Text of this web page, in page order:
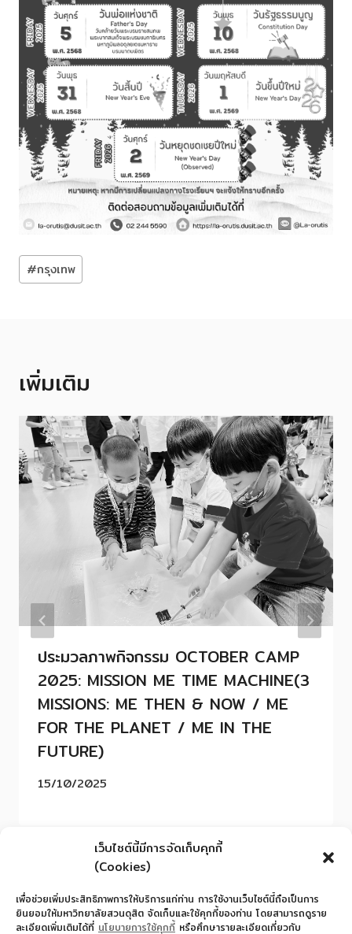
เว็บไซต์นี้มีการจัดเก็บคุกกี้
(Cookies)
เพื่อช่วยเพิ่มประสิทธิภาพการให้บริการแก่ท่าน การใช้งานเว็บไซต์นี้ถือเป็นการ
ยินยอมให้มหาวิทยาลัยสวนดุสิต จัดเก็บและใช้คุกกี้ของท่าน โดยสามารถดูราย
ละเอียดเพิ่มเติมได้ที่ นโยบายการใช้คุกกี้ หรือศึกษารายละเอียดเกี่ยวกับ
Post
Tags:
#กรุงเทพ
เพิ่มเติม
ประมวลภาพกิจกรรม OCTOBER CAMP
2025: MISSION ME TIME MACHINE(3
MISSIONS: ME THEN & NOW / ME
FOR THE PLANET / ME IN THE
FUTURE)
15/10/2025